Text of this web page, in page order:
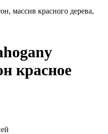
массив красного дерева,
красное